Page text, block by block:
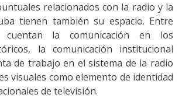
relacionados con la radio y la
tienen también su espacio. Entre
cuentan la comunicación en los
la comunicación institucional
de trabajo en el sistema de la radio
visuales como elemento de identidad
de televisión.